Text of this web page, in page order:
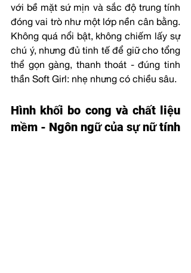
với bề mặt sứ mịn và sắc độ trung tính
đóng vai trò như một lớp nền cân bằng.
Không quá nổi bật, không chiếm lấy sự
chú ý, nhưng đủ tinh tế để giữ cho tổng
thể gọn gàng, thanh thoát - đúng tinh
thần Soft Girl: nhẹ nhưng có chiều sâu.
Hình khối bo cong và chất liệu
mềm - Ngôn ngữ của sự nữ tính